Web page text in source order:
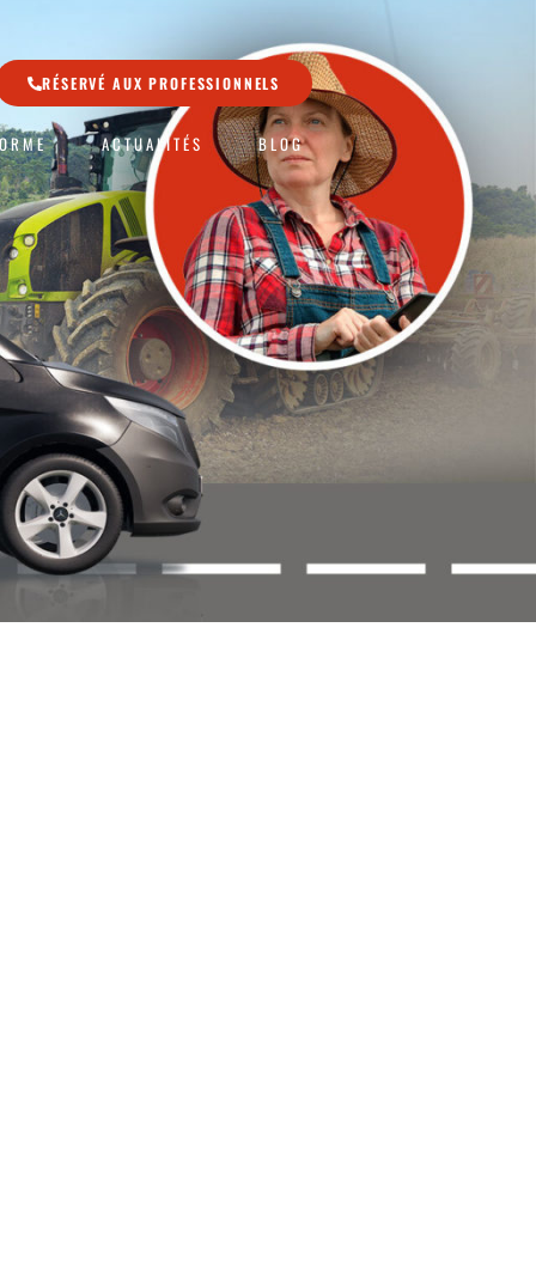
RÉSERVÉ AUX PROFESSIONNELS
ACTUALITÉS BLOG